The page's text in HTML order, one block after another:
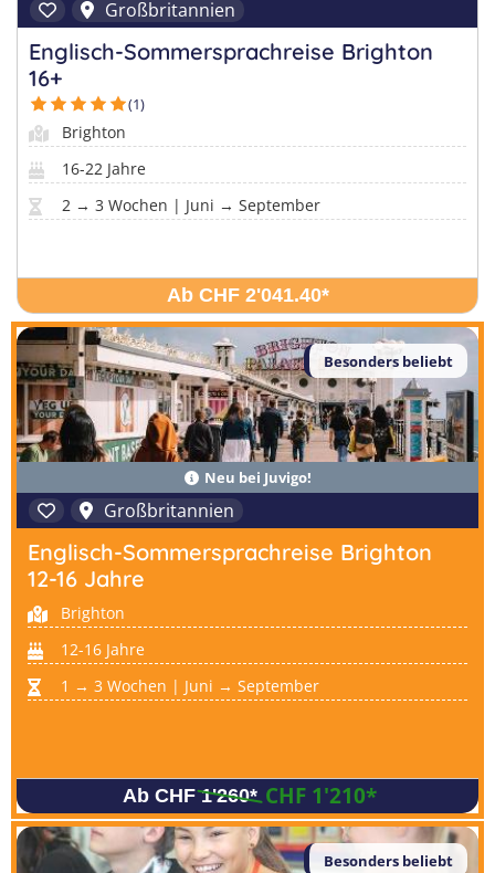
Großbritannien
Englisch-Sommersprachreise Brighton
16+
(1)
Brighton
16-22 Jahre
2 → 3 Wochen | Juni → September
Ab CHF 2'041.40*
Neu bei Juvigo!
Besonders beliebt
Großbritannien
Englisch-Sommersprachreise Brighton
12-16 Jahre
Brighton
12-16 Jahre
1 → 3 Wochen | Juni → September
Ab CHF 1'260* CHF 1'210*
Besonders beliebt